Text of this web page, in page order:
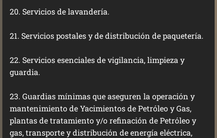
20. Servicios de lavandería.
21. Servicios postales y de distribución de paquetería.
22. Servicios esenciales de vigilancia, limpieza y
guardia.
23. Guardias mínimas que aseguren la operación y
mantenimiento de Yacimientos de Petróleo y Gas,
plantas de tratamiento y/o refinación de Petróleo y
gas, transporte y distribución de energía eléctrica,